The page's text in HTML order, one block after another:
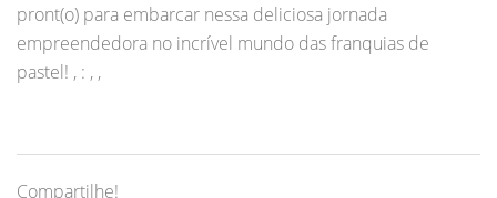
pront(o) para embarcar nessa deliciosa jornada
empreendedora no incrível mundo das franquias de
pastel! , : , ,
Compartilhe!